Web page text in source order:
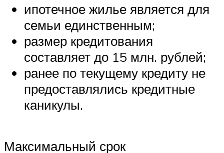
ипотечное жилье является для
семьи единственным;
размер кредитования
составляет до 15 млн. рублей;
ранее по текущему кредиту не
предоставлялись кредитные
каникулы.
Максимальный срок